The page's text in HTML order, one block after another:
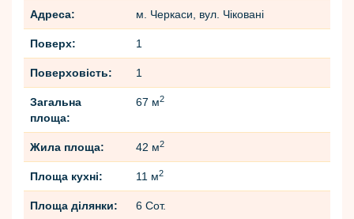
Адреса: м. Черкаси, вул. Чіковані
Поверх: 1
Поверховість: 1
Загальна
площа:
67 м2
Жила площа: 42 м2
Площа кухні: 11 м2
Площа ділянки: 6 Сот.